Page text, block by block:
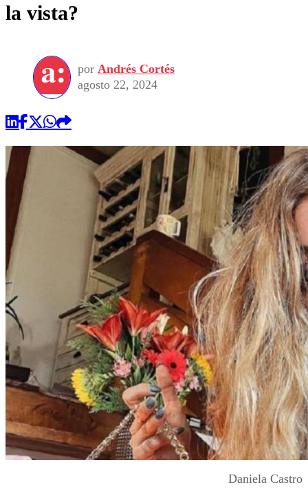
la vista?
por Andrés Cortés
agosto 22, 2024
Daniela Castro